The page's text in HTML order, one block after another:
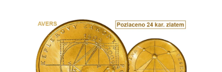
hvězdiček.